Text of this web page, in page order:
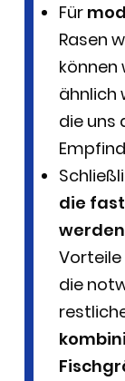
Für
Rasen
können
ähnlich
die uns
die
die